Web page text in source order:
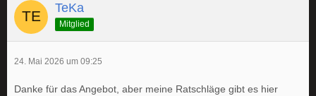
TeKa
Mitglied
24. Mai 2026 um 09:25
Danke für das Angebot, aber meine Ratschläge gibt es hier